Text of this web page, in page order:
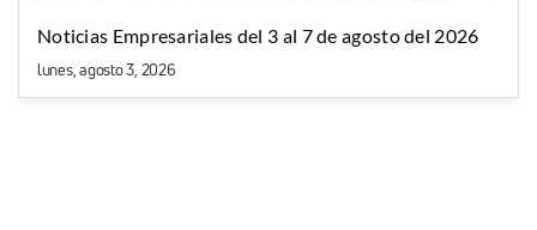
Noticias Empresariales del 3 al 7 de agosto del 2026
lunes, agosto 3, 2026